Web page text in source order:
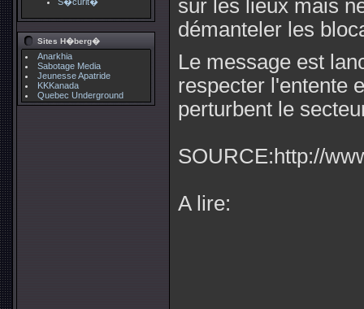
Sites H�berg�
Anarkhia
Sabotage Media
Jeunesse Apatride
KKKanada
Quebec Underground
sur les lieux mais
démanteler les
Le message est
respecter l'entente
perturbent le
SOURCE:http://
A lire: